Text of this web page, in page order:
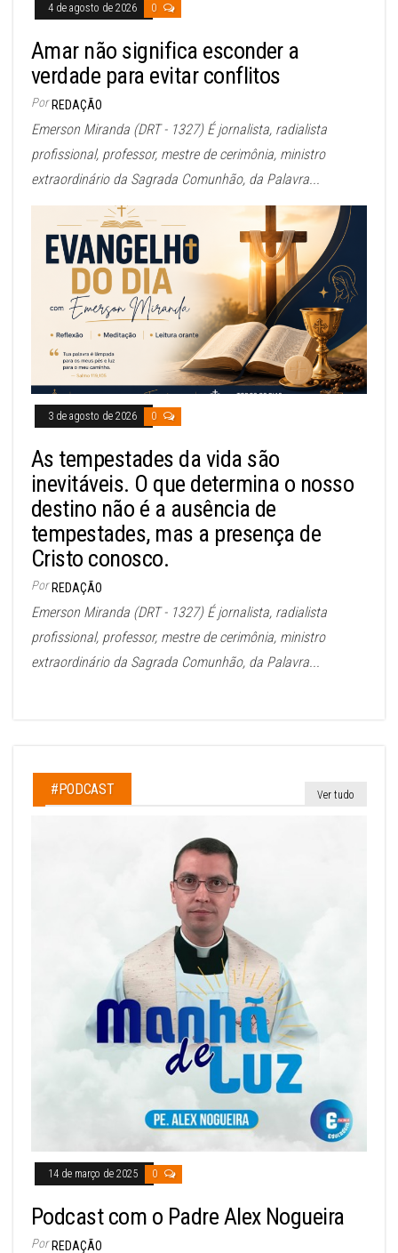
4 de agosto de 2026 0
Amar não significa esconder a
verdade para evitar conflitos
Por REDAÇÃO
Emerson Miranda (DRT - 1327) É jornalista, radialista
profissional, professor, mestre de cerimônia, ministro
extraordinário da Sagrada Comunhão, da Palavra...
3 de agosto de 2026 0
As tempestades da vida são
inevitáveis. O que determina o nosso
destino não é a ausência de
tempestades, mas a presença de
Cristo conosco.
Por REDAÇÃO
Emerson Miranda (DRT - 1327) É jornalista, radialista
profissional, professor, mestre de cerimônia, ministro
extraordinário da Sagrada Comunhão, da Palavra...
#PODCAST Ver tudo
14 de março de 2025 0
Podcast com o Padre Alex Nogueira
Por REDAÇÃO